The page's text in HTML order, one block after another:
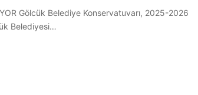
Gölcük Belediye Konservatuvarı, 2025-2026
Belediyesi…